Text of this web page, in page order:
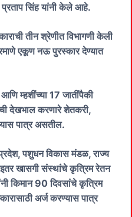
सिंह यांनी केले आहे.
तीन श्रेणीत विभागणी केली
एकूण नऊ पुरस्कार देण्यात
म्हशींच्या 17 जातींपैकी
देखभाल करणारे शेतकरी,
पात्र असतील.
पशुधन विकास मंडळ, राज्य
खासगी संस्थांचे कृत्रिम रेतन
किमान 90 दिवसांचे कृत्रिम
अर्ज करण्यास पात्र